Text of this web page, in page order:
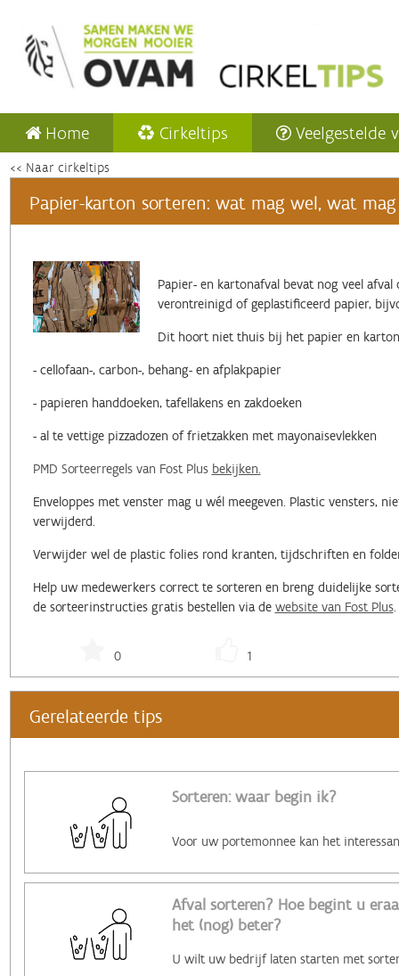
Home Cirkeltips Veelgestelde
<< Naar cirkeltips
Papier-karton sorteren: wat mag wel, wat
Papier- en kartonafval bevat nog veel
verontreinigd of geplastificeerd papier,
Dit hoort niet thuis bij het papier en
- cellofaan-, carbon-, behang- en afplakpapier
- papieren handdoeken, tafellakens en zakdoeken
- al te vettige pizzadozen of frietzakken met mayonaisevlekken
PMD Sorteerregels van Fost Plus bekijken.
Enveloppes met venster mag u wél meegeven. Plastic vensters,
verwijderd.
Verwijder wel de plastic folies rond kranten, tijdschriften en
Help uw medewerkers correct te sorteren en breng duidelijke
de sorteerinstructies gratis bestellen via de website van Fost Plus.
0 1
Gerelateerde tips
Sorteren: waar begin ik?
Afval sorteren? Hoe begint u
het (nog) beter?